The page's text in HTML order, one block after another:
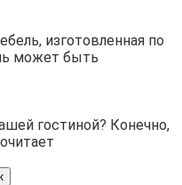
изготовленная по
может быть
гостиной? Конечно,